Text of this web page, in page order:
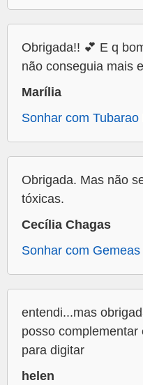
Obrigada!! 💕 E q
não conseguia mais
Marília
Sonhar com Tubarao
Obrigada. Mas não
tóxicas.
Cecília Chagas
Sonhar com
entendi...mas
posso
para digitar
helen